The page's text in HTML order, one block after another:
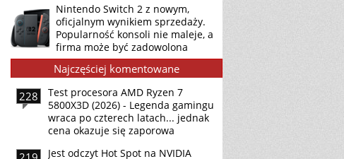
Nintendo Switch 2 z nowym,
oficjalnym wynikiem sprzedaży.
Popularność konsoli nie maleje, a
firma może być zadowolona
Najczęściej komentowane
228
Test procesora AMD Ryzen 7
5800X3D (2026) - Legenda gamingu
wraca po czterech latach... jednak
cena okazuje się zaporowa
Jest odczyt Hot Spot na NVIDIA